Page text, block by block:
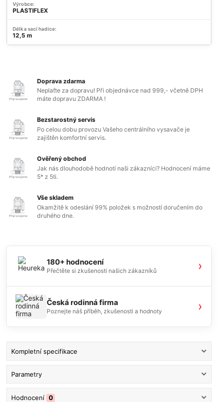
Výrobce:
PLASTIFLEX
Délka sací hadice:
12,5 m
Doprava zdarma
Neplaťte za dopravu! Při objednávce nad 999,- včetně DPH
máte dopravu ZDARMA !
Bezstarostný servis
Po celou dobu provozu Vašeho centrálního vysavače je
zajištěn komfortní servis.
Ověřený obchod
Jak nás dlouhodobě hodnotí naši zákazníci? Hodnocení máme
5* z 5ti.
Vše skladem
Okamžitě k odeslání 99% položek s možností doručením do
druhého dne.
180+ hodnocení
Přečtěte si zkušenosti našich zákazníků ›
Česká rodinná firma
Poznejte náš příběh, zkušenosti a hodnoty ›
Kompletní specifikace
Parametry
Hodnocení 0